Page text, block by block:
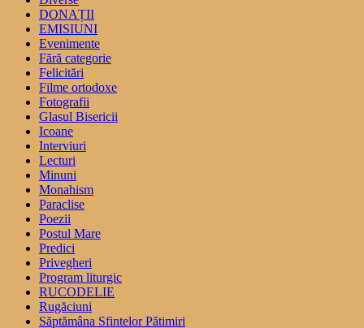
DONAȚII
EMISIUNI
Evenimente
Fără categorie
Felicitări
Filme ortodoxe
Fotografii
Glasul Bisericii
Icoane
Interviuri
Lecturi
Minuni
Monahism
Paraclise
Poezii
Postul Mare
Predici
Privegheri
Program liturgic
RUCODELIE
Rugăciuni
Săptămâna Sfintelor Pătimiri